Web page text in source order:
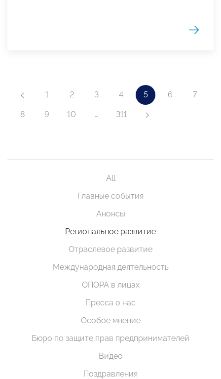
1 2 3 4 5 6 7
8 9 10 … 311
All
Главные события
Анонсы
Региональное развитие
Отраслевое развитие
Международная деятельность
ОПОРА в лицах
Пресса о нас
Особое мнение
Бюро по защите прав предпринимателей
Видео
Поздравления